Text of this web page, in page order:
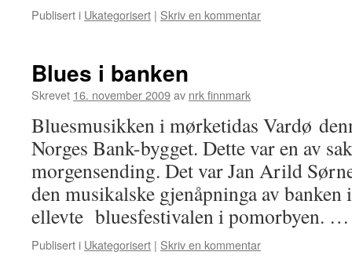
Publisert i Ukategorisert | Skriv en kommentar
Blues i banken
Skrevet 16. november 2009av nrk finnmark
Bluesmusikken i mørketidas Vardø
Norges Bank-bygget. Dette var en av
morgensending. Det var Jan Arild
den musikalske gjenåpninga av
ellevte bluesfestivalen i pomorbyen.
Publisert i Ukategorisert | Skriv en kommentar